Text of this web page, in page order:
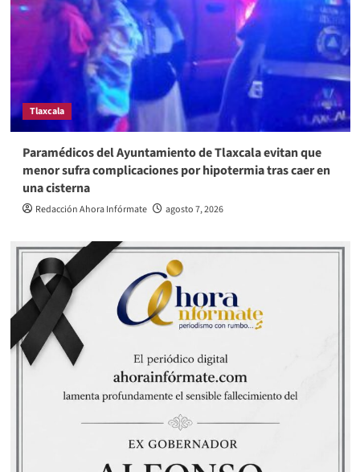
Tlaxcala
Paramédicos del Ayuntamiento de Tlaxcala evitan que
menor sufra complicaciones por hipotermia tras caer en
una cisterna
Redacción Ahora Infórmate agosto 7, 2026